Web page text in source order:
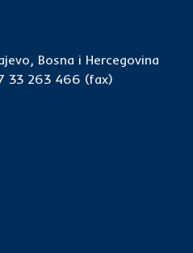
Bosna i Hercegovina
33 263 466 (fax)